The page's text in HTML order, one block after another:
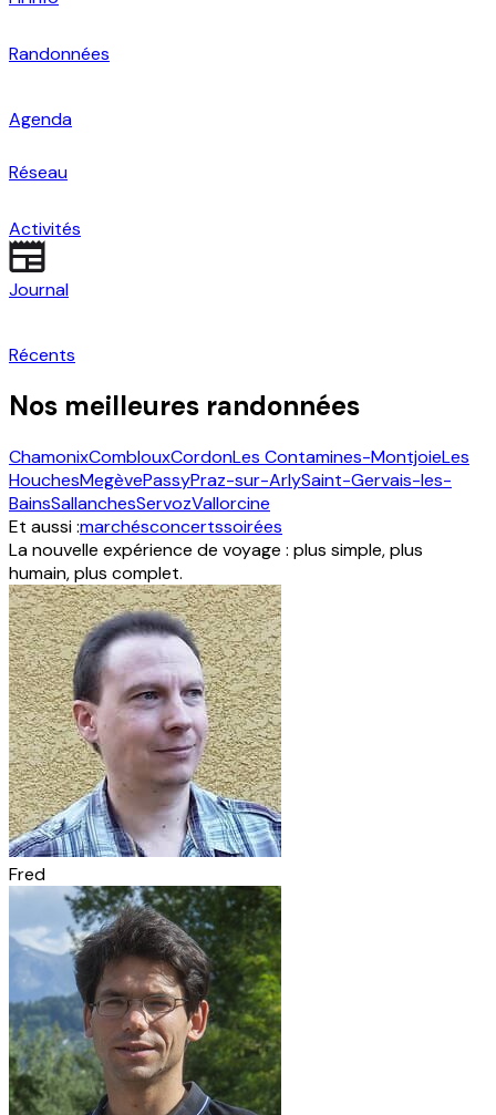
Randonnées
Agenda
Réseau
Activités
Journal
Récents
Nos meilleures randonnées
ChamonixComblouxCordonLes Contamines-MontjoieLes
HouchesMegèvePassyPraz-sur-ArlySaint-Gervais-les-
BainsSallanchesServozVallorcine
Et aussi :marchésconcertssoirées
La nouvelle expérience de voyage : plus simple, plus
humain, plus complet.
Fred